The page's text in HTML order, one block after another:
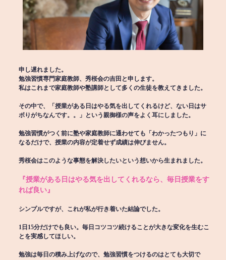
申し遅れました。
勉強習慣専門家庭教師、秀桜会の吉田と申します。
私はこれまで家庭教師や塾講師として多くの生徒を教えてきました。
その中で、「授業がある日はやる気を出してくれるけど、ない日はサ
ボりがちなんです。。」という親御様の声をよく耳にしました。
勉強習慣がつく前に塾や家庭教師に通わせても「わかったつもり」に
なるだけで、授業の内容が定着せず成績は伸びません。
秀桜会はこのような事態を解決したいという想いから生まれました。
『授業がある日はやる気を出してくれるなら、毎日授業をす
れば良い』
シンプルですが、これが私が行き着いた結論でした。
1日15分だけでも良い。毎日コツコツ続けることが大きな変化を生むこ
とを実感してほしい。
勉強は毎日の積み上げなので、勉強習慣をつけるのはとても大切で